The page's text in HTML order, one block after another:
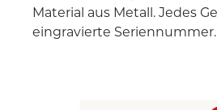
Material aus Metall. Jedes
eingravierte Seriennummer.